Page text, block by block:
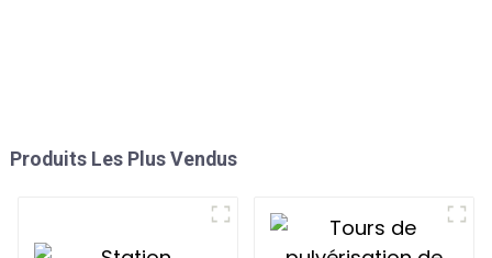
Produits Les Plus Vendus